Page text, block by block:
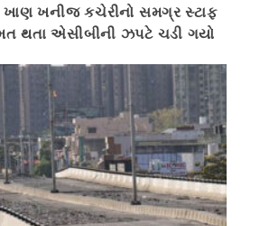
ખાણ ખનીજ કચેરીનો સમગ્ર સ્ટાફ
થતા એસીબીની ઝપટે ચડી ગયો